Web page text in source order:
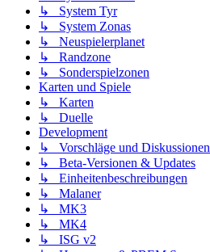
↳ System Tyr
↳ System Zonas
↳ Neuspielerplanet
↳ Randzone
↳ Sonderspielzonen
Karten und Spiele
↳ Karten
↳ Duelle
Development
↳ Vorschläge und Diskussionen
↳ Beta-Versionen & Updates
↳ Einheitenbeschreibungen
↳ Malaner
↳ MK3
↳ MK4
↳ ISG v2